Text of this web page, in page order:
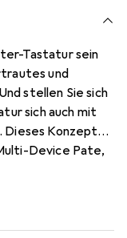
Tastatur sein
und
stellen Sie sich
sich auch mit
Dieses Konzept
Device Pate,
einsetzen
oder Tablet